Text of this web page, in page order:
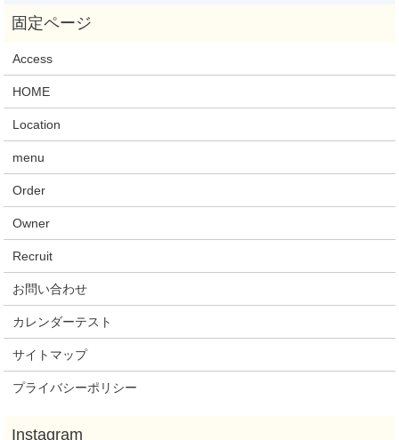
Access
HOME
Location
menu
Order
Owner
Recruit
お問い合わせ
カレンダーテスト
サイトマップ
プライバシーポリシー